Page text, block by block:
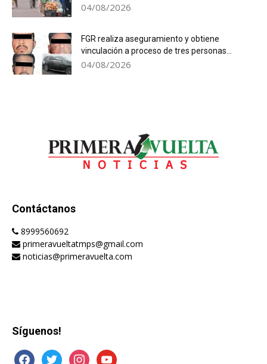
04/08/2026
FGR realiza aseguramiento y obtiene
vinculación a proceso de tres personas...
04/08/2026
Contáctanos
8999560692
primeravueltatmps@gmail.com
noticias@primeravuelta.com
Síguenos!
facebooktwitter instagramyoutube